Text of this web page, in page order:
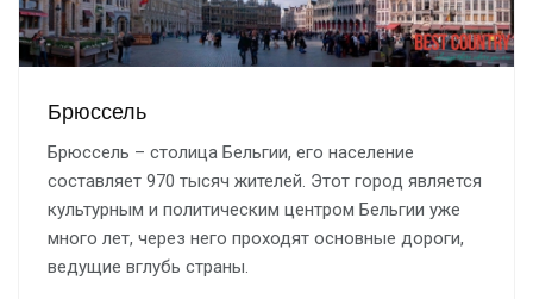
Брюссель
Брюссель – столица Бельгии, его население
составляет 970 тысяч жителей. Этот город является
культурным и политическим центром Бельгии уже
много лет, через него проходят основные дороги,
ведущие вглубь страны.